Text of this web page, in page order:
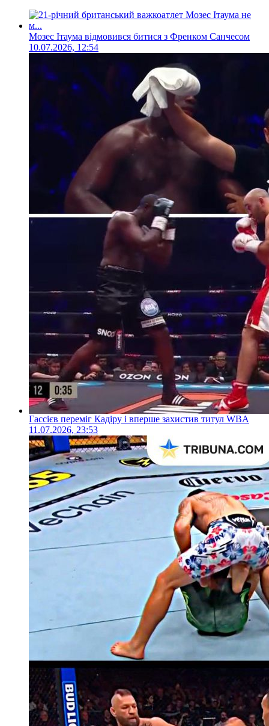
Мозес Ітаума відмовився битися з Френком Санчесом
10.07.2026, 12:54
Гассієв переміг Кадіру і вперше захистив титул WBA
11.07.2026, 23:53